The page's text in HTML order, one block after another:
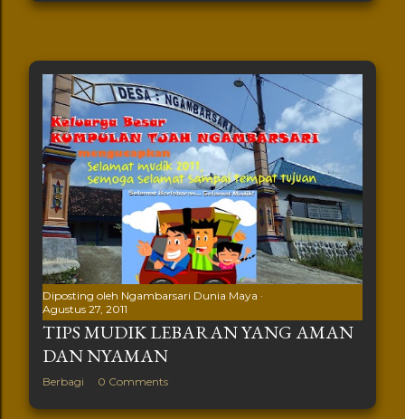
Diposting oleh Ngambarsari Dunia Maya
Agustus 27, 2011
TIPS MUDIK LEBARAN YANG AMAN
DAN NYAMAN
Berbagi 0 Comments